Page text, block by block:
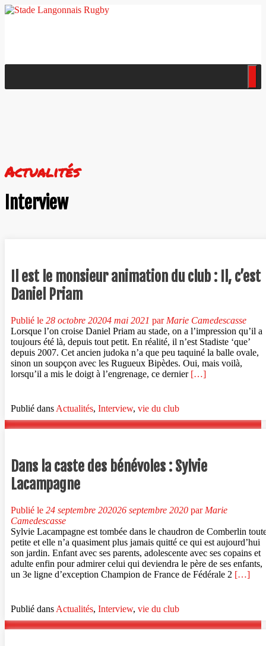
Actualités
Interview
Il est le monsieur animation du club : Il, c’est
Daniel Priam
Publié le 28 octobre 20204 mai 2021 par Marie Camedescasse
Lorsque l’on croise Daniel Priam au stade, on a l’impression qu’il a
toujours été là, depuis tout petit. En réalité, il n’est Stadiste ‘que’
depuis 2007. Cet ancien judoka n’a que peu taquiné la balle ovale,
sinon un soupçon avec les Rugueux Bipèdes. Oui, mais voilà,
lorsqu’il a mis le doigt à l’engrenage, ce dernier En
le
du
club
Daniel
[…]
Publié dans Actualités, Interview, vie du club
Dans la caste des bénévoles : Sylvie
Lacampagne
Publié le 24 septembre 202026 septembre 2020 par Marie
Camedescasse
Sylvie Lacampagne est tombée dans le chaudron de Comberlin
petite et elle n’a quasiment plus jamais quitté ce qui est aujourd’hui
son jardin. Enfant avec ses parents, adolescente avec ses copains et
adulte enfin pour admirer celui qui deviendra le père de ses enfants,
un 3e ligne d’exception Champion de France de Fédérale 2 En
caste
[…]
Publié dans Actualités, Interview, vie du club
des
articles